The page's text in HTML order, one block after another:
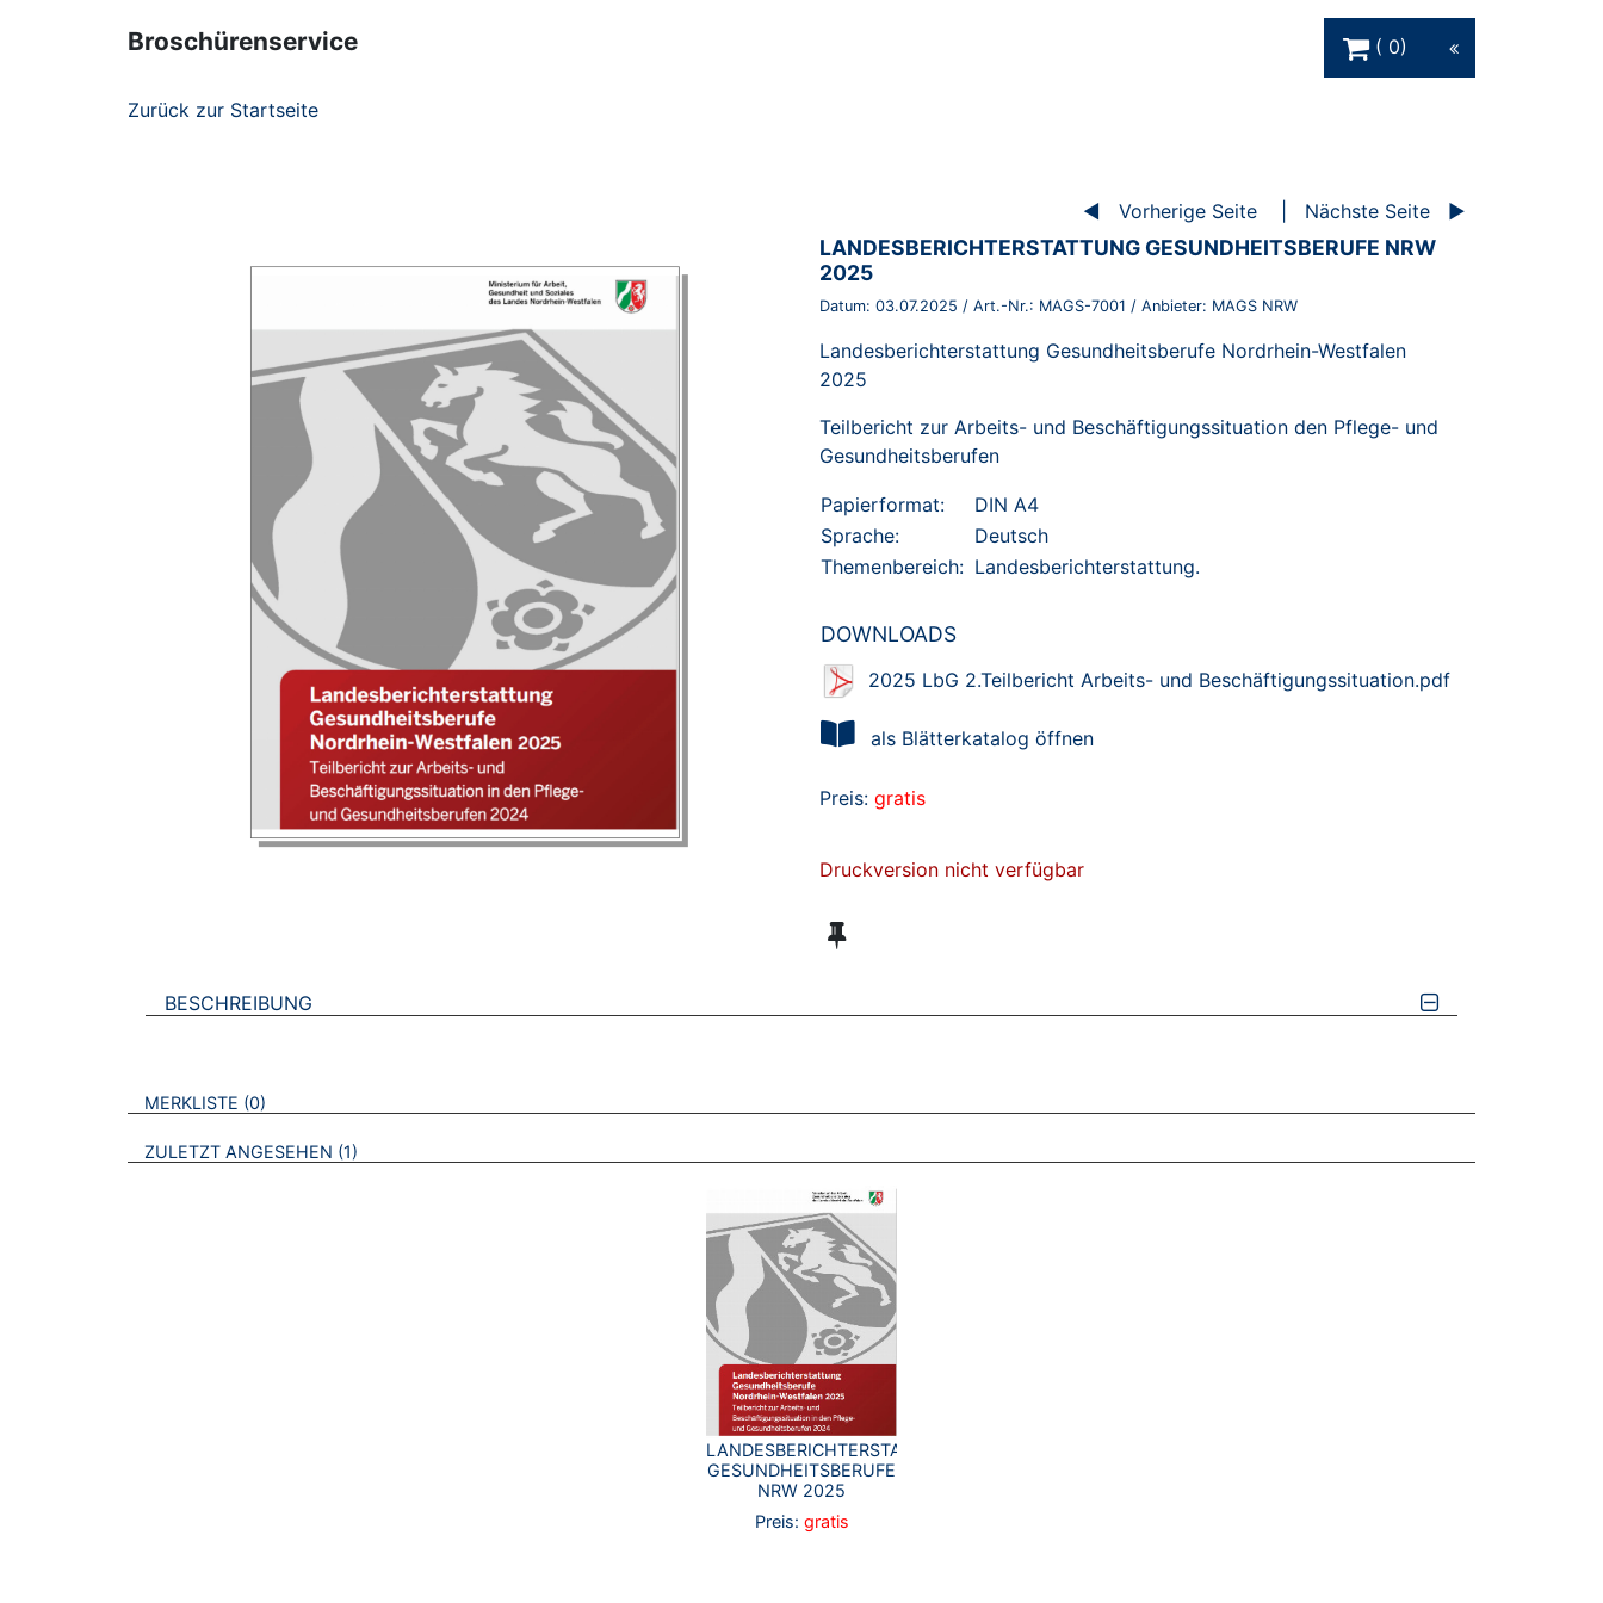
Broschürenservice
0
Zurück zur Startseite
Vorherige Seite Nächste Seite
BROSCHÜRE:
LANDESBERICHTERSTATTUNG GESUNDHEITSBERUFE NRW
2025
Datum: 03.07.2025 / Art.-Nr.: MAGS-7001 / Anbieter: MAGS NRW
Landesberichterstattung Gesundheitsberufe Nordrhein-Westfalen
2025
Teilbericht zur Arbeits- und Beschäftigungssituation den Pflege- und
Gesundheitsberufen
Papierformat:
DIN A4
Sprache:
Deutsch
Themenbereich: Landesberichterstattung.
DOWNLOADS
2025 LbG 2.Teilbericht Arbeits- und Beschäftigungssituation.pdf
als Blätterkatalog öffnen
Preis: gratis
Druckversion nicht verfügbar
BESCHREIBUNG
VERWEISE AUF VERMERKTE- ODER ZULETZT ANGESEHENE BROSCHÜREN
MERKLISTE 0
ZULETZT ANGESEHEN 1
LANDESBERICHTERSTATTUNG
GESUNDHEITSBERUFE
NRW 2025
Preis: gratis